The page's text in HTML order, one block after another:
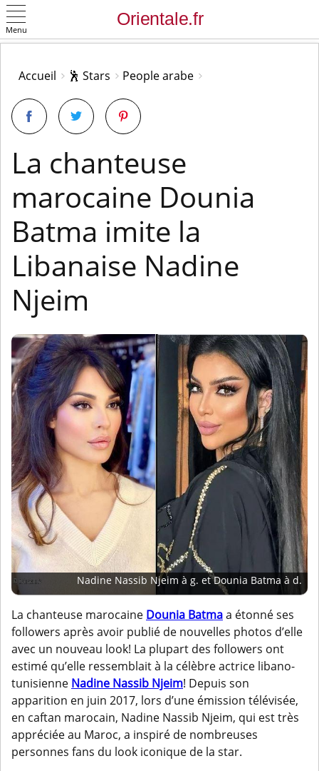
Menu
Accueil 🕺 Stars People arabe
La chanteuse
marocaine Dounia
Batma imite la
Libanaise Nadine
Njeim
Nadine Nassib Njeim à g. et Dounia Batma à d.
La chanteuse marocaine Dounia Batmaa étonné ses
followers après avoir publié de nouvelles photos d’elle
avec un nouveau look! La plupart des followers ont
estimé qu’elle ressemblait à la célèbre actrice libano-
tunisienne Nadine Nassib Njeim! Depuis son
apparition en juin 2017, lors d’une émission télévisée,
en caftan marocain, Nadine Nassib Njeim, qui est très
appréciée au Maroc, a inspiré de nombreuses
personnes fans du look iconique de la star.